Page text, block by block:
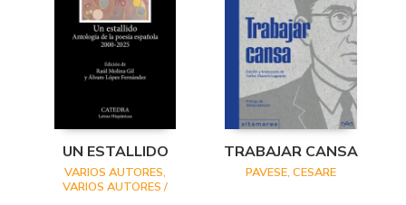
UN ESTALLIDO
VARIOS AUTORES,
VARIOS AUTORES /
TRABAJAR CANSA
PAVESE, CESARE